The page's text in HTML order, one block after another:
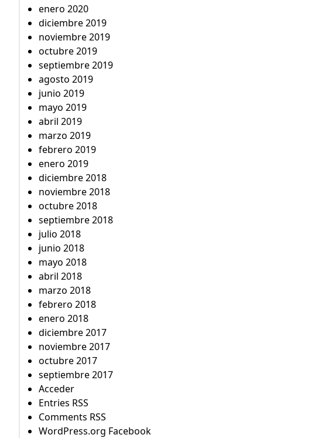
enero 2020
diciembre 2019
noviembre 2019
octubre 2019
septiembre 2019
agosto 2019
junio 2019
mayo 2019
abril 2019
marzo 2019
febrero 2019
enero 2019
diciembre 2018
noviembre 2018
octubre 2018
septiembre 2018
julio 2018
junio 2018
mayo 2018
abril 2018
marzo 2018
febrero 2018
enero 2018
diciembre 2017
noviembre 2017
octubre 2017
septiembre 2017
Acceder
Entries RSS
Comments RSS
WordPress.org Facebook